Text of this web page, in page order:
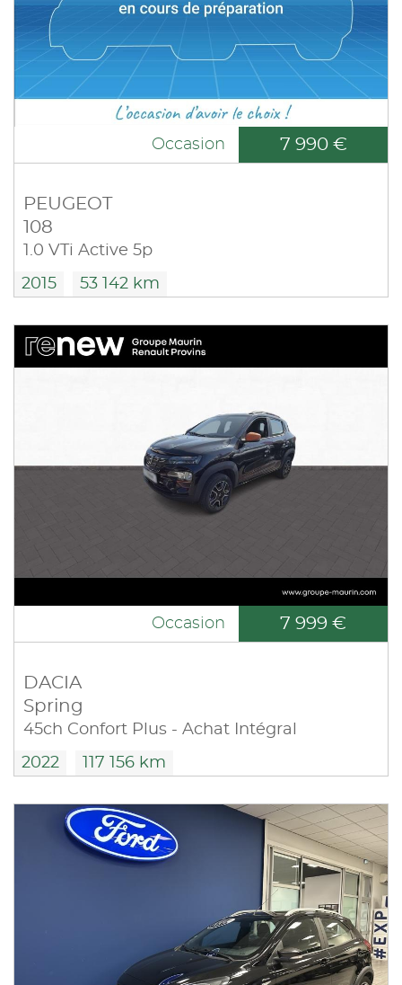
Occasion 7 990 €
PEUGEOT
108
1.0 VTi Active 5p
2015 53 142 km
Occasion 7 999 €
DACIA
Spring
45ch Confort Plus - Achat Intégral
2022 117 156 km